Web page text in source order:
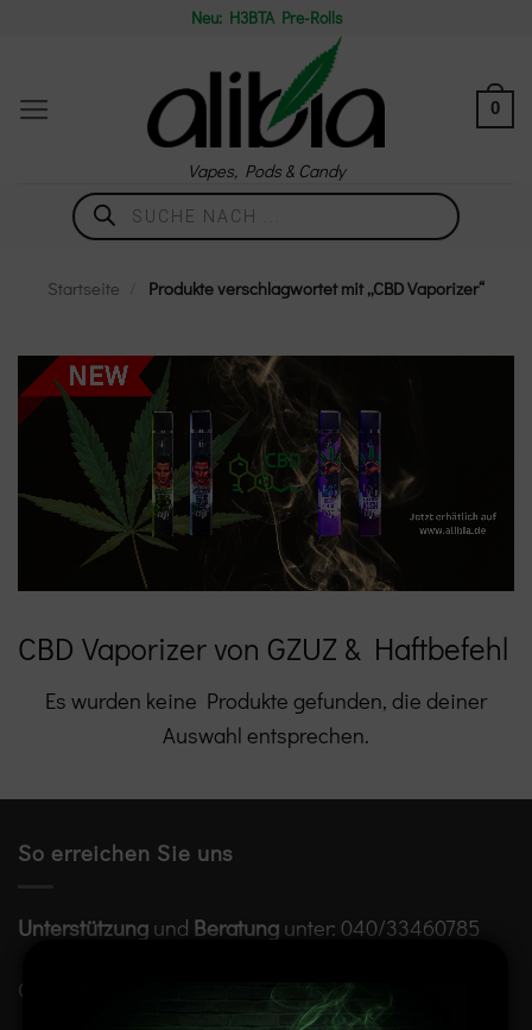
Neu: H3BTA Pre-Rolls
Vapes, Pods & Candy
0
Products
search
Startseite Produkte verschlagwortet mit „CBD Vaporizer“
CBD Vaporizer von GZUZ & Haftbefehl
Es wurden keine Produkte gefunden, die deiner
Auswahl entsprechen.
So erreichen Sie uns
Unterstützung und Beratung unter: 040/33460785
Oder über unser Kontaktformular.